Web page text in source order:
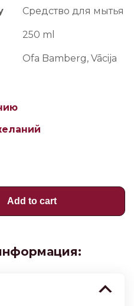
Средство для мытья
250 ml
Ofa Bamberg, Vācija
Add to cart